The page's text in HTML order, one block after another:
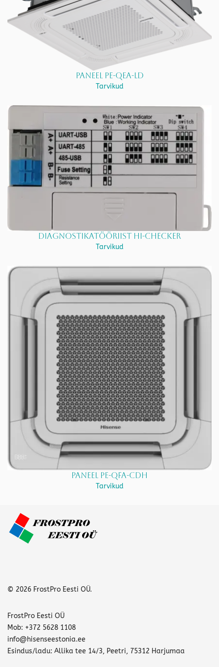
Paneel PE-QEA-LD
Tarvikud
Diagnostikatööriist HI-CHECKER
Tarvikud
Paneel PE-QFA-CDH
Tarvikud
© 2026 FrostPro Eesti OÜ.
FrostPro Eesti OÜ
Mob: +372 5628 1108
info@hisenseestonia.ee
Esindus/ladu: Allika tee 14/3, Peetri, 75312 Harjumaa